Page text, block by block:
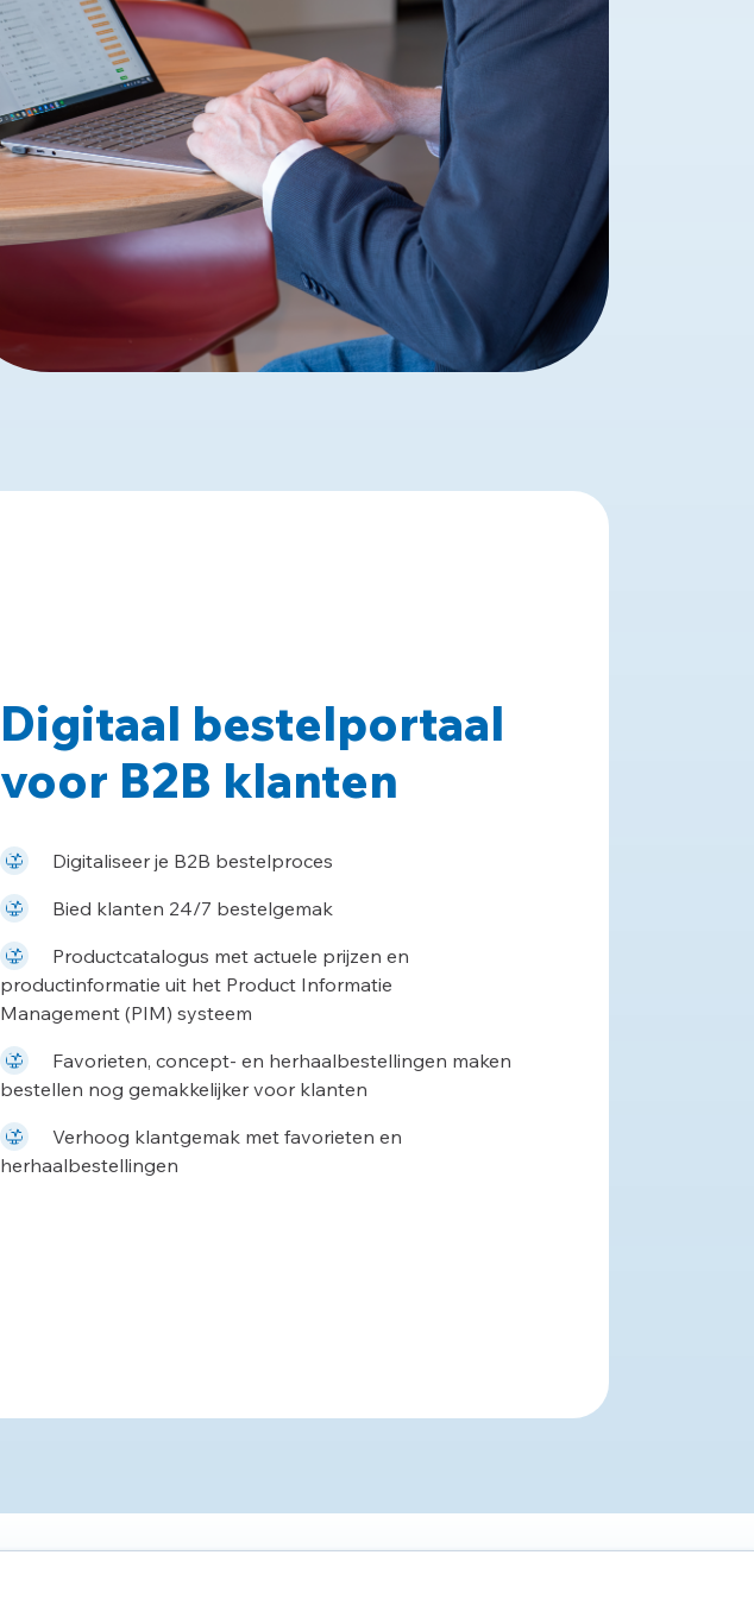
Digitaal bestelportaal
voor B2B klanten
Digitaliseer je B2B bestelproces
Bied klanten 24/7 bestelgemak
Productcatalogus met actuele prijzen en
productinformatie uit het Product Informatie
Management (PIM) systeem
Favorieten, concept- en herhaalbestellingen maken
bestellen nog gemakkelijker voor klanten
Verhoog klantgemak met favorieten en
herhaalbestellingen